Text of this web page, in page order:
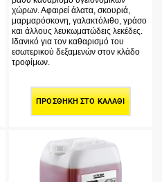
χώρων. Αφαιρεί άλατα, σκουριά,
μαρμαρόσκονη, γαλακτόλιθο, γράσο
και άλλους λευκωματώδεις λεκέδες.
Ιδανικό για τον καθαρισμό του
εσωτερικού δεξαμενών στον κλάδο
τροφίμων.
ΠΡΟΣΘΉΚΗ ΣΤΟ ΚΑΛΆΘΙ